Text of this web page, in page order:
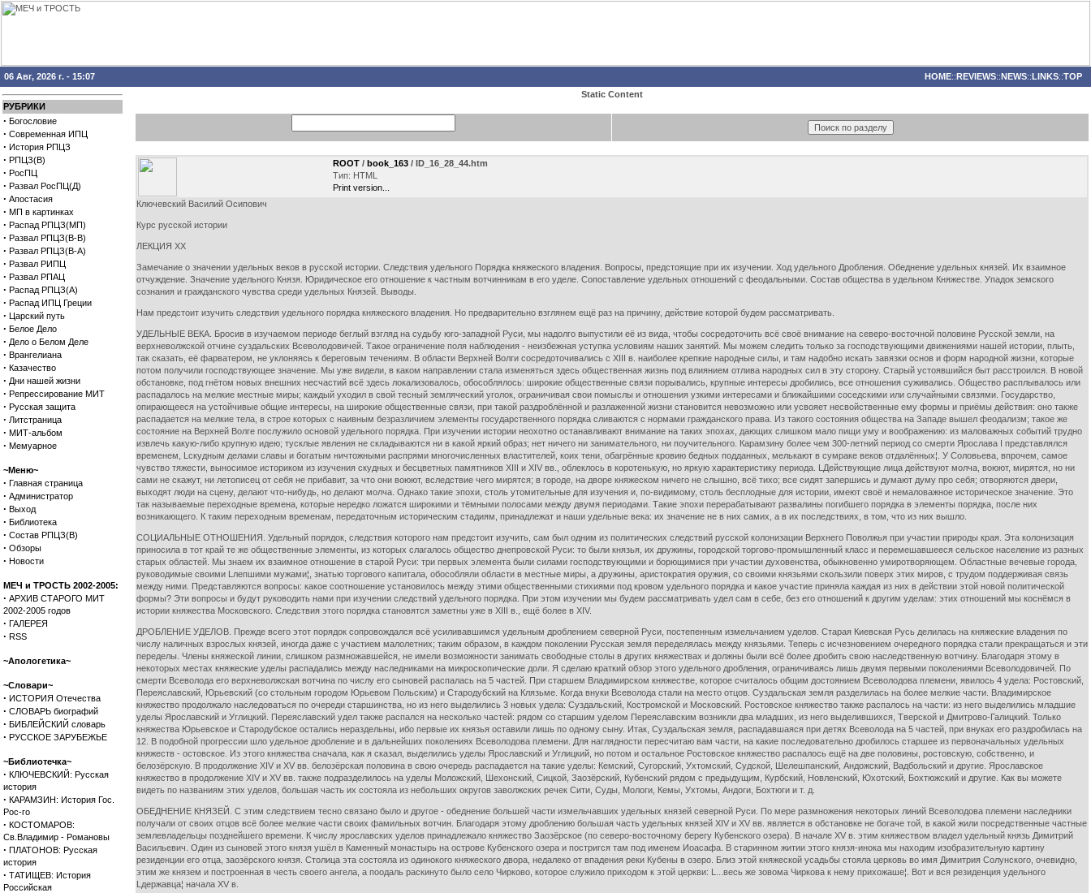
06 Авг, 2026 г. - 15:07 HOME::REVIEWS::NEWS::LINKS::TOP
РУБРИКИ
· Богословие
· Современная ИПЦ
· История РПЦЗ
· РПЦЗ(В)
· РосПЦ
· Развал РосПЦ(Д)
· Апостасия
· МП в картинках
· Распад РПЦЗ(МП)
· Развал РПЦЗ(В-В)
· Развал РПЦЗ(В-А)
· Развал РИПЦ
· Развал РПАЦ
· Распад РПЦЗ(А)
· Распад ИПЦ Греции
· Царский путь
· Белое Дело
· Дело о Белом Деле
· Врангелиана
· Казачество
· Дни нашей жизни
· Репрессирование МИТ
· Русская защита
· Литстраница
· МИТ-альбом
· Мемуарное
~Меню~
· Главная страница
· Администратор
· Выход
· Библиотека
· Состав РПЦЗ(В)
· Обзоры
· Новости
МЕЧ и ТРОСТЬ 2002-2005:
· АРХИВ СТАРОГО МИТ
2002-2005 годов
· ГАЛЕРЕЯ
· RSS
~Апологетика~
~Словари~
· ИСТОРИЯ Отечества
· СЛОВАРЬ биографий
· БИБЛЕЙСКИЙ словарь
· РУССКОЕ ЗАРУБЕЖЬЕ
~Библиотечка~
· КЛЮЧЕВСКИЙ: Русская
история
· КАРАМЗИН: История Гос.
Рос-го
· КОСТОМАРОВ:
Св.Владимир - Романовы
· ПЛАТОНОВ: Русская
история
· ТАТИЩЕВ: История
Российская
Static Content
ROOT / book_163 / ID_16_28_44.htm
Тип: HTML
Print version...
Ключевский Василий Осипович
Курс русской истории
ЛЕКЦИЯ XX
Замечание о значении удельных веков в русской истории. Следствия удельного Порядка княжеского владения. Вопросы, предстоящие при их изучении. Ход удельного Дробления. Обеднение удельных князей. Их взаимное
отчуждение. Значение удельного Князя. Юридическое его отношение к частным вотчинникам в его уделе. Сопоставление удельных отношений с феодальными. Состав общества в удельном Княжестве. Упадок земского
сознания и гражданского чувства среди удельных Князей. Выводы.
Нам предстоит изучить следствия удельного порядка княжеского владения. Но предварительно взглянем ещё раз на причину, действие которой будем рассматривать.
УДЕЛЬНЫЕ ВЕКА. Бросив в изучаемом периоде беглый взгляд на судьбу юго-западной Руси, мы надолго выпустили её из вида, чтобы сосредоточить всё своё внимание на северо-восточной половине Русской земли, на
верхневолжской отчине суздальских Всеволодовичей. Такое ограничение поля наблюдения - неизбежная уступка условиям наших занятий. Мы можем следить только за господствующими движениями нашей истории, плыть,
так сказать, её фарватером, не уклоняясь к береговым течениям. В области Верхней Волги сосредоточивались с XIII в. наиболее крепкие народные силы, и там надобно искать завязки основ и форм народной жизни, которые
потом получили господствующее значение. Мы уже видели, в каком направлении стала изменяться здесь общественная жизнь под влиянием отлива народных сил в эту сторону. Старый устоявшийся быт расстроился. В новой
обстановке, под гнётом новых внешних несчастий всё здесь локализовалось, обособлялось: широкие общественные связи порывались, крупные интересы дробились, все отношения суживались. Общество расплывалось или
распадалось на мелкие местные миры; каждый уходил в свой тесный земляческий уголок, ограничивая свои помыслы и отношения узкими интересами и ближайшими соседскими или случайными связями. Государство,
опирающееся на устойчивые общие интересы, на широкие общественные связи, при такой раздроблённой и разлаженной жизни становится невозможно или усвояет несвойственные ему формы и приёмы действия: оно также
распадается на мелкие тела, в строе которых с наивным безразличием элементы государственного порядка сливаются с нормами гражданского права. Из такого состояния общества на Западе вышел феодализм; такое же
состояние на Верхней Волге послужило основой удельного порядка. При изучении истории неохотно останавливают внимание на таких эпохах, дающих слишком мало пищи уму и воображению: из маловажных событий трудно
извлечь какую-либо крупную идею; тусклые явления не складываются ни в какой яркий образ; нет ничего ни занимательного, ни поучительного. Карамзину более чем 300-летний период со смерти Ярослава I представлялся
временем, Lскудным делами славы и богатым ничтожными распрями многочисленных властителей, коих тени, обагрённые кровию бедных подданных, мелькают в сумраке веков отдалённых¦. У Соловьева, впрочем, самое
чувство тяжести, выносимое историком из изучения скудных и бесцветных памятников XIII и XIV вв., облеклось в коротенькую, но яркую характеристику периода. LДействующие лица действуют молча, воюют, мирятся, но ни
сами не скажут, ни летописец от себя не прибавит, за что они воюют, вследствие чего мирятся; в городе, на дворе княжеском ничего не слышно, всё тихо; все сидят запершись и думают думу про себя; отворяются двери,
выходят люди на сцену, делают что-нибудь, но делают молча. Однако такие эпохи, столь утомительные для изучения и, по-видимому, столь бесплодные для истории, имеют своё и немаловажное историческое значение. Это
так называемые переходные времена, которые нередко ложатся широкими и тёмными полосами между двумя периодами. Такие эпохи перерабатывают развалины погибшего порядка в элементы порядка, после них
возникающего. К таким переходным временам, передаточным историческим стадиям, принадлежат и наши удельные века: их значение не в них самих, а в их последствиях, в том, что из них вышло.
СОЦИАЛЬНЫЕ ОТНОШЕНИЯ. Удельный порядок, следствия которого нам предстоит изучить, сам был одним из политических следствий русской колонизации Верхнего Поволжья при участии природы края. Эта колонизация
приносила в тот край те же общественные элементы, из которых слагалось общество днепровской Руси: то были князья, их дружины, городской торгово-промышленный класс и перемешавшееся сельское население из разных
старых областей. Мы знаем их взаимное отношение в старой Руси: три первых элемента были силами господствующими и борющимися при участии духовенства, обыкновенно умиротворяющем. Областные вечевые города,
руководимые своими Lлепшими мужами¦, знатью торгового капитала, обособляли области в местные миры, а дружины, аристократия оружия, со своими князьями скользили поверх этих миров, с трудом поддерживая связь
между ними. Представляются вопросы: какое соотношение установилось между этими общественными стихиями под кровом удельного порядка и какое участие приняла каждая из них в действии этой новой политической
формы? Эти вопросы и будут руководить нами при изучении следствий удельного порядка. При этом изучении мы будем рассматривать удел сам в себе, без его отношений к другим уделам: этих отношений мы коснёмся в
истории княжества Московского. Следствия этого порядка становятся заметны уже в XIII в., ещё более в XIV.
ДРОБЛЕНИЕ УДЕЛОВ. Прежде всего этот порядок сопровождался всё усиливавшимся удельным дроблением северной Руси, постепенным измельчанием уделов. Старая Киевская Русь делилась на княжеские владения по
числу наличных взрослых князей, иногда даже с участием малолетних; таким образом, в каждом поколении Русская земля переделялась между князьями. Теперь с исчезновением очередного порядка стали прекращаться и эти
переделы. Члены княжеской линии, слишком размножавшейся, не имели возможности занимать свободные столы в других княжествах и должны были всё более дробить свою наследственную вотчину. Благодаря этому в
некоторых местах княжеские уделы распадались между наследниками на микроскопические доли. Я сделаю краткий обзор этого удельного дробления, ограничиваясь лишь двумя первыми поколениями Всеволодовичей. По
смерти Всеволода его верхневолжская вотчина по числу его сыновей распалась на 5 частей. При старшем Владимирском княжестве, которое считалось общим достоянием Всеволодова племени, явилось 4 удела: Ростовский,
Переяславский, Юрьевский (со стольным городом Юрьевом Польским) и Стародубский на Клязьме. Когда внуки Всеволода стали на место отцов. Суздальская земля разделилась на более мелкие части. Владимирское
княжество продолжало наследоваться по очереди старшинства, но из него выделились 3 новых удела: Суздальский, Костромской и Московский. Ростовское княжество также распалось на части: из него выделились младшие
уделы Ярославский и Углицкий. Переяславский удел также распался на несколько частей: рядом со старшим уделом Переяславским возникли два младших, из него выделившихся, Тверской и Дмитрово-Галицкий. Только
княжества Юрьевское и Стародубское остались нераздельны, ибо первые их князья оставили лишь по одному сыну. Итак, Суздальская земля, распадавшаяся при детях Всеволода на 5 частей, при внуках его раздробилась на
12. В подобной прогрессии шло удельное дробление и в дальнейших поколениях Всеволодова племени. Для наглядности пересчитаю вам части, на какие последовательно дробилось старшее из первоначальных удельных
княжеств - остовское. Из этого княжества сначала, как я сказал, выделились уделы Ярославский и Углицкий, но потом и остальное Ростовское княжество распалось ещё на две половины, ростовскую, собственно, и
белозёрскую. В продолжение XIV и XV вв. белозёрская половина в свою очередь распадается на такие уделы: Кемский, Сугорский, Ухтомский, Судской, Шелешпанский, Андожский, Вадбольский и другие. Ярославское
княжество в продолжение XIV и XV вв. также подразделилось на уделы Моложский, Шехонский, Сицкой, Заозёрский, Кубенский рядом с предыдущим, Курбский, Новленский, Юхотский, Бохтюжский и другие. Как вы можете
видеть по названиям этих уделов, большая часть их состояла из небольших округов заволжских речек Сити, Суды, Мологи, Кемы, Ухтомы, Андоги, Бохтюги и т. д.
ОБЕДНЕНИЕ КНЯЗЕЙ. С этим следствием тесно связано было и другое - обеднение большей части измельчавших удельных князей северной Руси. По мере размножения некоторых линий Всеволодова племени наследники
получали от своих отцов всё более мелкие части своих фамильных вотчин. Благодаря этому дроблению большая часть удельных князей XIV и XV вв. является в обстановке не богаче той, в какой жили посредственные частные
землевладельцы позднейшего времени. К числу ярославских уделов принадлежало княжество Заозёрское (по северо-восточному берегу Кубенского озера). В начале XV в. этим княжеством владел удельный князь Димитрий
Васильевич. Один из сыновей этого князя ушёл в Каменный монастырь на острове Кубенского озера и постригся там под именем Иоасафа. В старинном житии этого князя-инока мы находим изобразительную картину
резиденции его отца, заозёрского князя. Столица эта состояла из одинокого княжеского двора, недалеко от впадения реки Кубены в озеро. Близ этой княжеской усадьбы стояла церковь во имя Димитрия Солунского, очевидно,
этим же князем и построенная в честь своего ангела, а поодаль раскинуто было село Чирково, которое служило приходом к этой церкви: L...весь же зовома Чиркова к нему прихожаше¦. Вот и вся резиденция удельного
Lдержавца¦ начала XV в.